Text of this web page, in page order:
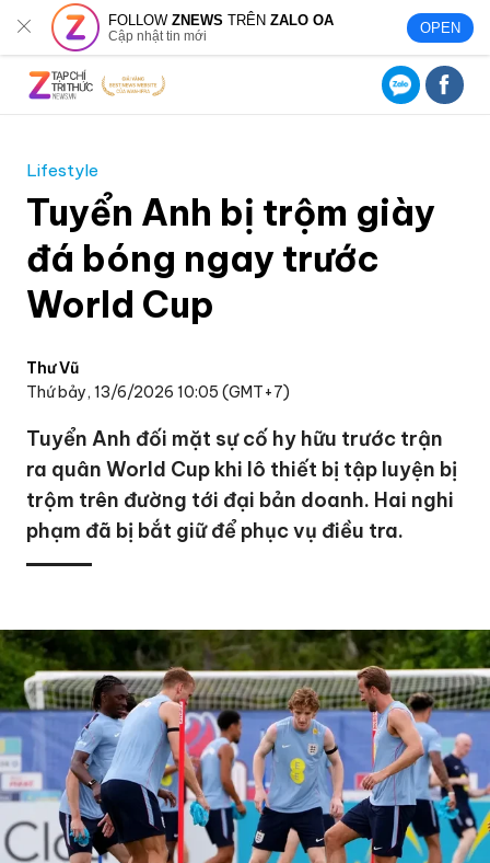
FOLLOWZNEWS TRÊNZALO OA
Cập nhật tin mới OPEN
Lifestyle
Tuyển Anh bị trộm giày
đá bóng ngay trước
World Cup
Thư Vũ
Thứ bảy, 13/6/2026 10:05 (GMT+7)
Tuyển Anh đối mặt sự cố hy hữu trước trận
ra quân World Cup khi lô thiết bị tập luyện bị
trộm trên đường tới đại bản doanh. Hai nghi
phạm đã bị bắt giữ để phục vụ điều tra.